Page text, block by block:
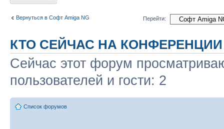
Вернуться в Софт Amiga NG Перейти:
КТО СЕЙЧАС НА КОНФЕРЕНЦИИ
Сейчас этот форум
пользователей и гости: 2
Список форумов